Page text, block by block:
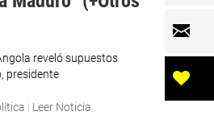
reveló supuestos
presidente
| Leer Noticia